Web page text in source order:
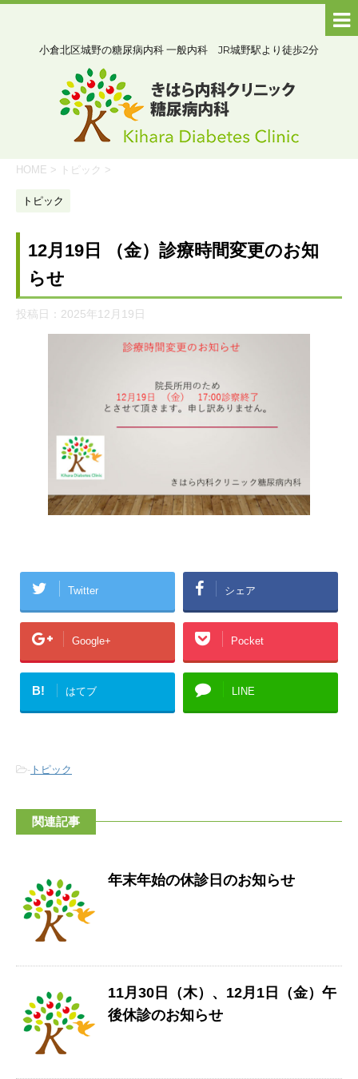
小倉北区城野の糖尿病内科 一般内科 JR城野駅より徒歩2分
HOME > トピック >
トピック
12月19日 （金）診療時間変更のお知
らせ
投稿日： 2025年12月19日
Twitter シェア
Google+ Pocket
B! はてブ LINE
- トピック
関連記事
年末年始の休診日のお知らせ
11月30日（木）、12月1日（金）午
後休診のお知らせ